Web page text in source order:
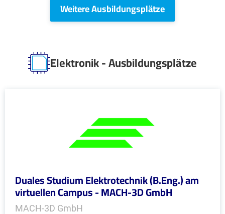
Weitere Ausbildungsplätze
Elektronik - Ausbildungsplätze
Duales Studium Elektrotechnik (B.Eng.) am
virtuellen Campus - MACH-3D GmbH
MACH-3D GmbH